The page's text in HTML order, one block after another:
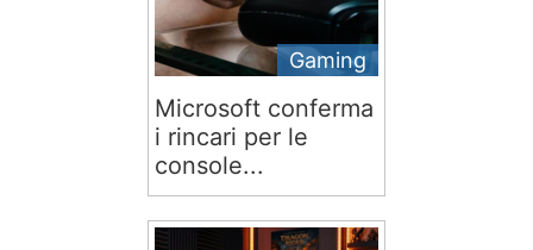
Gaming
Microsoft conferma
i rincari per le
console...